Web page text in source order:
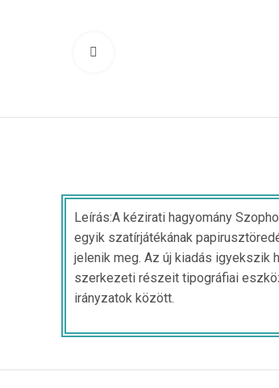
Leírás:A kézirati hagyomány
egyik szatírjátékának
jelenik meg. Az új kiadás igyekszik
szerkezeti részeit tipográfiai
irányzatok között.